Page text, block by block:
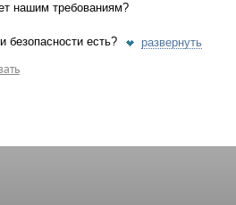
нашим требованиям?
есть?
развернуть